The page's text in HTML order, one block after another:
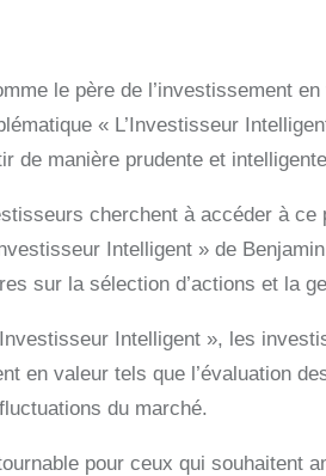
le père de l’investissement
« L’Investisseur
de manière prudente et
cherchent à accéder à
Intelligent » de
sur la sélection d’actions et la
Intelligent », les
en valeur tels que l’évaluation
du marché.
pour ceux qui souhaitent